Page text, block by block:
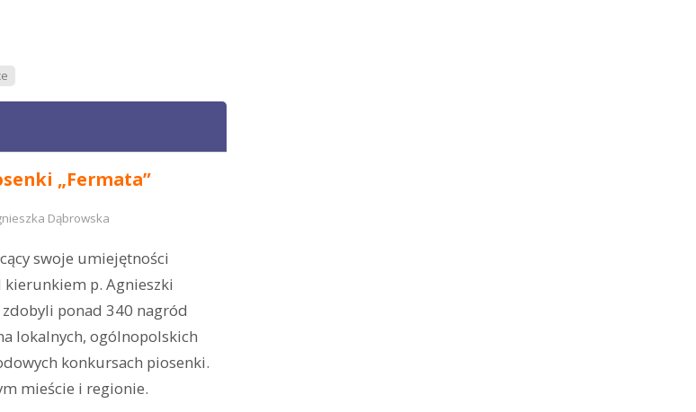
„Fermata”
Dąbrowska
swoje umiejętności
p. Agnieszki
ponad 340 nagród
lokalnych, ogólnopolskich
konkursach piosenki.
mieście i regionie.